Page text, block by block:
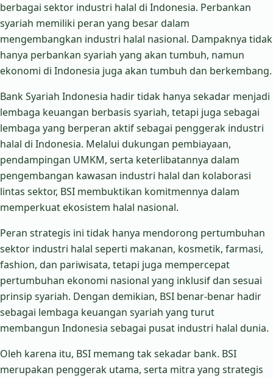
berbagai sektor industri halal di Indonesia. Perbankan
syariah memiliki peran yang besar dalam
mengembangkan industri halal nasional. Dampaknya tidak
hanya perbankan syariah yang akan tumbuh, namun
ekonomi di Indonesia juga akan tumbuh dan berkembang.
Bank Syariah Indonesia hadir tidak hanya sekadar menjadi
lembaga keuangan berbasis syariah, tetapi juga sebagai
lembaga yang berperan aktif sebagai penggerak industri
halal di Indonesia. Melalui dukungan pembiayaan,
pendampingan UMKM, serta keterlibatannya dalam
pengembangan kawasan industri halal dan kolaborasi
lintas sektor, BSI membuktikan komitmennya dalam
memperkuat ekosistem halal nasional.
Peran strategis ini tidak hanya mendorong pertumbuhan
sektor industri halal seperti makanan, kosmetik, farmasi,
fashion, dan pariwisata, tetapi juga mempercepat
pertumbuhan ekonomi nasional yang inklusif dan sesuai
prinsip syariah. Dengan demikian, BSI benar-benar hadir
sebagai lembaga keuangan syariah yang turut
membangun Indonesia sebagai pusat industri halal dunia.
Oleh karena itu, BSI memang tak sekadar bank. BSI
merupakan penggerak utama, serta mitra yang strategis